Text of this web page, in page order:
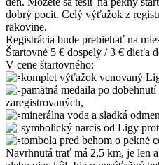
dobrý pocit. Celý výťažok z
rakovine.
Registrácia bude prebiehať na
Štartovné 5 € dospelý / 3 € dieťa
V cene štartovného:
komplet výťažok venovaný
pamätná medaila po
zaregistrovaných,
minerálna voda a sladká
symbolický narcis od Ligy
tombola pred behom o pekné
Navrhnutá trať má 2,5 km, je len